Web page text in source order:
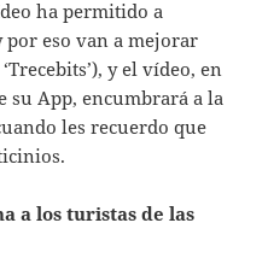
ha permitido a
por eso van a mejorar
y el vídeo, en
App, encumbrará a la
les recuerdo que
a los turistas de las